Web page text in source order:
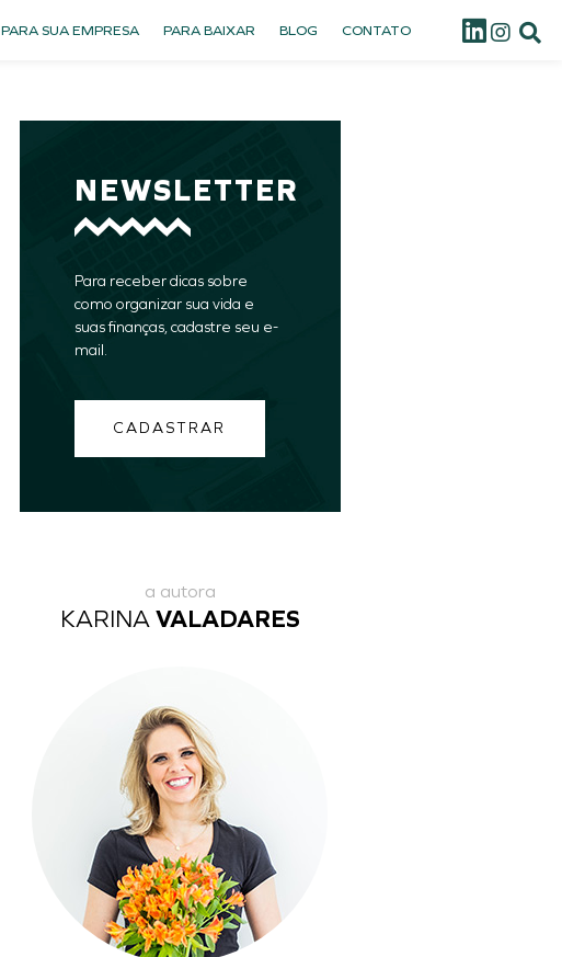
PARA SUA EMPRESA PARA BAIXAR BLOG CONTATO
NEWSLETTER
Para receber dicas sobre
como organizar sua vida e
suas finanças, cadastre seu e-
mail.
CADASTRAR
a autora
KARINAVALADARES